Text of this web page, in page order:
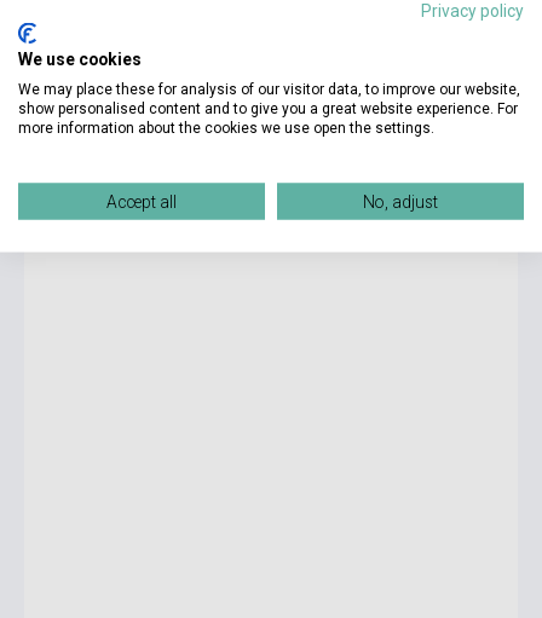
8 850 Ft
Készlet: 1-10 darab
Privacy policy
We use cookies
We may place these for analysis of our visitor data, to improve our website,
show personalised content and to give you a great website experience. For
more information about the cookies we use open the settings.
Accept all No, adjust